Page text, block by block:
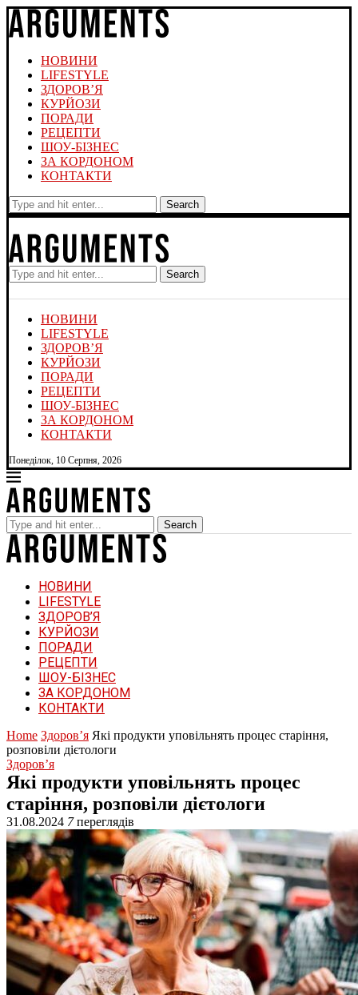
НОВИНИ
LIFESTYLE
ЗДОРОВ’Я
КУРЙОЗИ
ПОРАДИ
РЕЦЕПТИ
ШОУ-БІЗНЕС
ЗА КОРДОНОМ
КОНТАКТИ
Search
Search
НОВИНИ
LIFESTYLE
ЗДОРОВ’Я
КУРЙОЗИ
ПОРАДИ
РЕЦЕПТИ
ШОУ-БІЗНЕС
ЗА КОРДОНОМ
КОНТАКТИ
Понеділок, 10 Серпня, 2026
Search
НОВИНИ
LIFESTYLE
ЗДОРОВ’Я
КУРЙОЗИ
ПОРАДИ
РЕЦЕПТИ
ШОУ-БІЗНЕС
ЗА КОРДОНОМ
КОНТАКТИ
Home Здоров’я Які продукти уповільнять процес старіння,
розповіли дієтологи
Здоров’я
Які продукти уповільнять процес
старіння, розповіли дієтологи
31.08.2024 7переглядів